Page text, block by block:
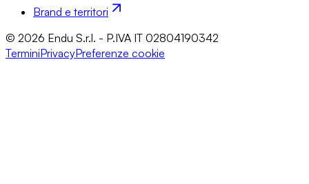
Brand e territori
© 2026 Endu S.r.l. - P.IVA IT 02804190342
TerminiPrivacyPreferenze cookie